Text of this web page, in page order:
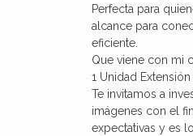
Perfecta para
alcance para
eficiente.
Que viene con mi
1 Unidad
Te invitamos a
imágenes con el
expectativas y es